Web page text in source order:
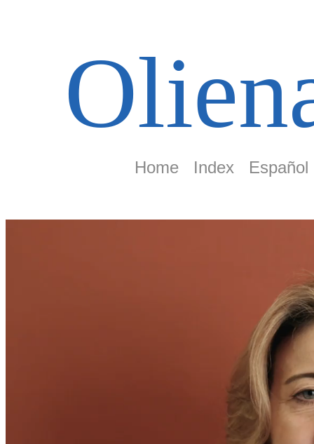
Home Index Español